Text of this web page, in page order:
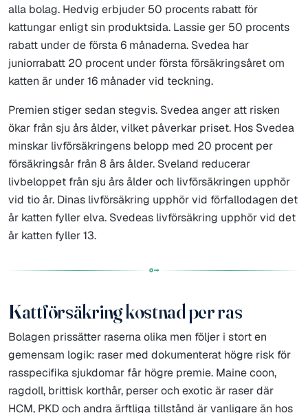
alla bolag. Hedvig erbjuder 50 procents rabatt för
kattungar enligt sin produktsida. Lassie ger 50 procents
rabatt under de första 6 månaderna. Svedea har
juniorrabatt 20 procent under första försäkringsåret om
katten är under 16 månader vid teckning.
Premien stiger sedan stegvis. Svedea anger att risken
ökar från sju års ålder, vilket påverkar priset. Hos Svedea
minskar livförsäkringens belopp med 20 procent per
försäkringsår från 8 års ålder. Sveland reducerar
livbeloppet från sju års ålder och livförsäkringen upphör
vid tio år. Dinas livförsäkring upphör vid förfallodagen det
år katten fyller elva. Svedeas livförsäkring upphör vid det
år katten fyller 13.
Kattförsäkring kostnad per ras
Bolagen prissätter raserna olika men följer i stort en
gemensam logik: raser med dokumenterat högre risk för
rasspecifika sjukdomar får högre premie. Maine coon,
ragdoll, brittisk korthår, perser och exotic är raser där
HCM, PKD och andra ärftliga tillstånd är vanligare än hos